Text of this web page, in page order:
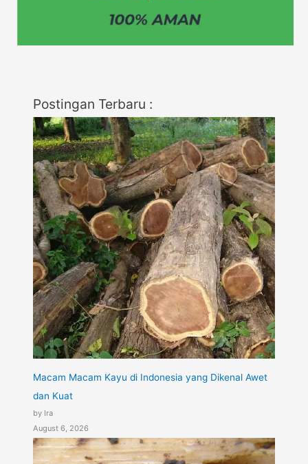
Postingan Terbaru :
Macam Macam Kayu di Indonesia yang Dikenal Awet
dan Kuat
by Ira
August 6, 2026